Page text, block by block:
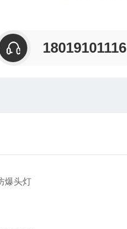
18019101116
爆头灯